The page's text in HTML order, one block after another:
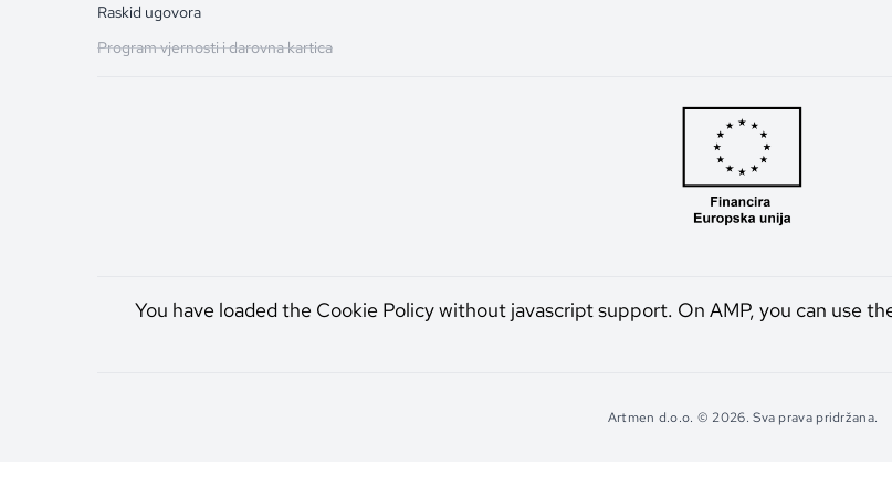
Raskid ugovora
Program vjernosti i darovna kartica
You have loaded the Cookie Policy without javascript support. On AMP, you can use
Artmen d.o.o. © 2026. Sva prava pridržana.